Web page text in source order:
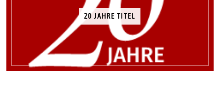
20 JAHRE TITEL